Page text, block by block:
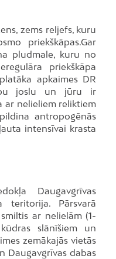
zems reljefs, kuru
priekškāpas.Gar
pludmale, kuru no
priekškāpa
apkaimes DR
joslu un jūru ir
ar nelieliem reliktiem
antropogēnās
intensīvai krasta
Daugavgrīvas
Pārsvarā
ar nelielām (1-
slānīšiem un
zemākajās vietās
Daugavgrīvas dabas